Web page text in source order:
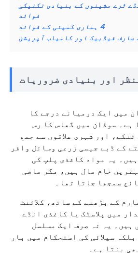
ٹرے مشینوں کے بنیادی تکنیکی
فوائد
4 ہماری کمپنی کے فوائد
صارف فیڈبیک اور کامیاب آپریشن
اور بنیادی ضروریات
میں ایک درمیانے درجے کا
ہے۔ سوڈان میں گھاس کا رس
اور شہری علاقوں سے جمع
کے ڈبے جیسی زرعی وسائل وافر
یہ مواد کاغذی پلپ کی
خام مال ہیں، مگر ماضی
سمجھا جاتا تھا۔
کے بڑھنے کے ساتھ، کلائنٹ
میں پلاسٹک یا کاغذی انڈے
ہیں۔ یہ نہ صرف ایک مسلسل
سپلائی کی استحکام میں بار
بنتا ہے۔